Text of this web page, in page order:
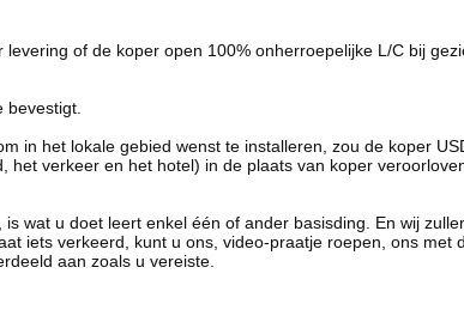
of de koper open 100% onherroepelijke L/C bij
in het lokale gebied wenst te installeren, zou de koper
verkeer en het hotel) in de plaats van koper
wat u doet leert enkel één of ander basisding. En wij
iets verkeerd, kunt u ons, video-praatje roepen, ons met
aan zoals u vereiste.